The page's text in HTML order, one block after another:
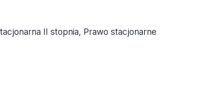
II stopnia, Prawo stacjonarne